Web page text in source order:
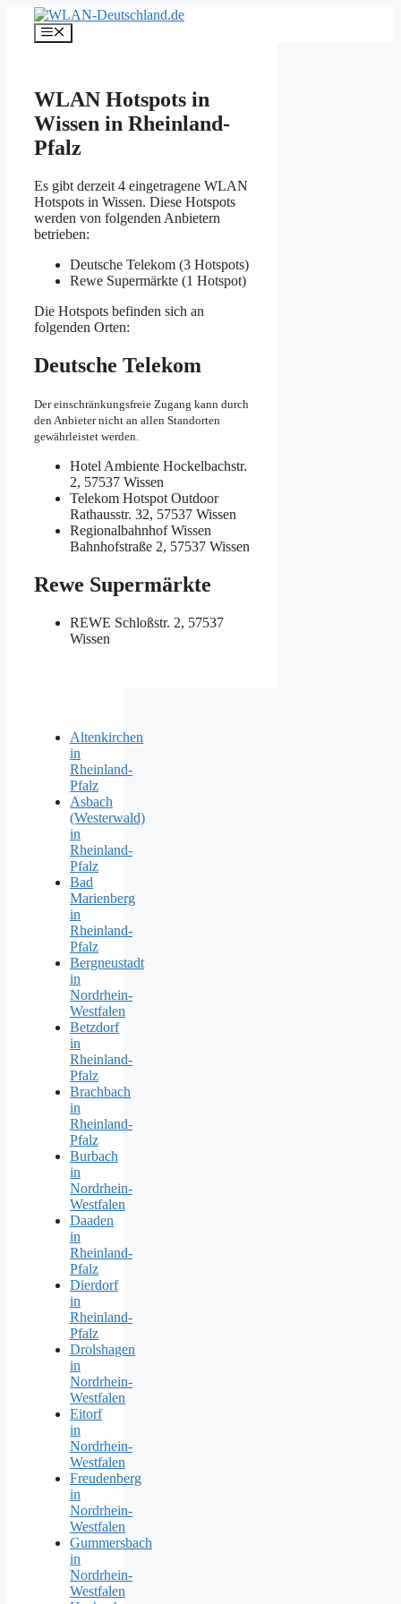
Inhalt
springen
Menü
WLAN Hotspots in
Wissen in Rheinland-
Pfalz
Es gibt derzeit 4 eingetragene WLAN
Hotspots in Wissen. Diese Hotspots
werden von folgenden Anbietern
betrieben:
Deutsche Telekom (3 Hotspots)
Rewe Supermärkte (1 Hotspot)
Die Hotspots befinden sich an
folgenden Orten:
Deutsche Telekom
Der einschränkungsfreie Zugang kann durch
den Anbieter nicht an allen Standorten
gewährleistet werden.
Hotel Ambiente Hockelbachstr.
2, 57537 Wissen
Telekom Hotspot Outdoor
Rathausstr. 32, 57537 Wissen
Regionalbahnhof Wissen
Bahnhofstraße 2, 57537 Wissen
Rewe Supermärkte
REWE Schloßstr. 2, 57537
Wissen
Altenkirchen
in
Rheinland-
Pfalz
Asbach
(Westerwald)
in
Rheinland-
Pfalz
Bad
Marienberg
in
Rheinland-
Pfalz
Bergneustadt
in
Nordrhein-
Westfalen
Betzdorf
in
Rheinland-
Pfalz
Brachbach
in
Rheinland-
Pfalz
Burbach
in
Nordrhein-
Westfalen
Daaden
in
Rheinland-
Pfalz
Dierdorf
in
Rheinland-
Pfalz
Drolshagen
in
Nordrhein-
Westfalen
Eitorf
in
Nordrhein-
Westfalen
Freudenberg
in
Nordrhein-
Westfalen
Gummersbach
in
Nordrhein-
Westfalen